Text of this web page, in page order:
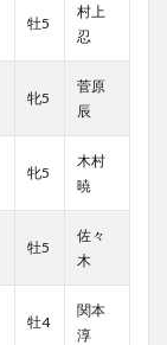
牡5
村上
忍
牝5
菅原
辰
牝5
木村
暁
牡5
佐々
木
牡4
関本
淳